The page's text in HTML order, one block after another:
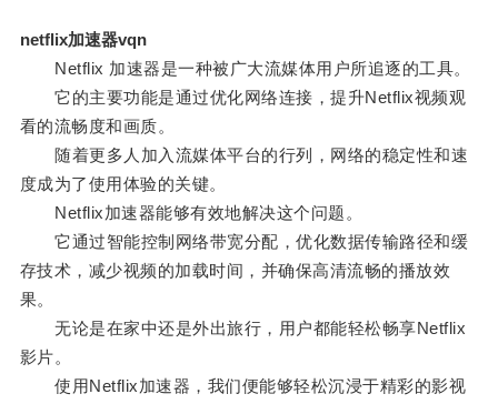
netflix加速器vqn
Netflix 加速器是一种被广大流媒体用户所追逐的工具。
它的主要功能是通过优化网络连接，提升Netflix视频观
看的流畅度和画质。
随着更多人加入流媒体平台的行列，网络的稳定性和速
度成为了使用体验的关键。
Netflix加速器能够有效地解决这个问题。
它通过智能控制网络带宽分配，优化数据传输路径和缓
存技术，减少视频的加载时间，并确保高清流畅的播放效
果。
无论是在家中还是外出旅行，用户都能轻松畅享Netflix
影片。
使用Netflix加速器，我们便能够轻松沉浸于精彩的影视